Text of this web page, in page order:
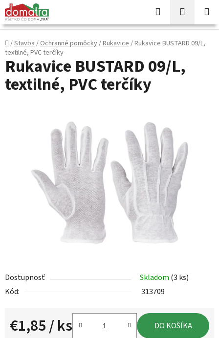
Prejsť
na
obsah
Hľadať
KOŠÍK
Domov
/Stavba/Ochranné pomôcky/Rukavice/Rukavice BUSTARD 09/L,
textilné, PVC terčíky
Dostupnosť Skladom (3 ks)
Kód:
313709
€1,85/ ks DO KOŠÍKA
Rukavice BUSTARD 09/L,
textilné, PVC terčíky